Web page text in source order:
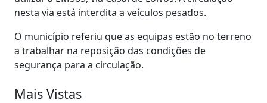
nesta via está interdita a veículos pesados.
O município referiu que as equipas estão no terreno
a trabalhar na reposição das condições de
segurança para a circulação.
Mais Vistas